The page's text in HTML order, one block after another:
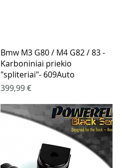
Greita peržiūra
Bmw M3 G80 / M4 G82 / 83 -
Karboniniai priekio
"spliteriai"- 609Auto
Kaina
399,99 €